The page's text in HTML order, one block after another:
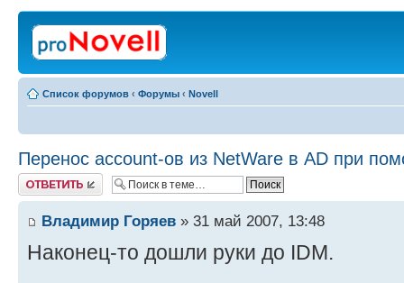
Список форумов ‹ Форумы ‹ Novell
Перенос account-ов из NetWare в AD при
Ответить
Владимир Горяев » 31 май 2007, 13:48
Наконец-то дошли руки до IDM.